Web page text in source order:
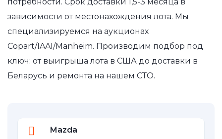
зависимости от местонахождения лота. Мы
специализируемся на аукционах
Copart/IAAI/Manheim. Производим подбор под
ключ: от выигрыша лота в США до доставки в
Беларусь и ремонта на нашем СТО.
Mazda